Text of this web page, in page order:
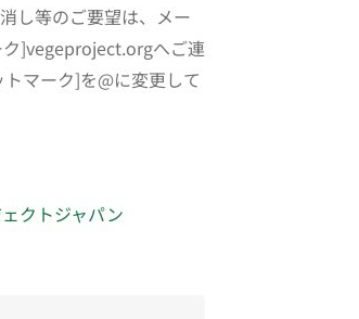
し等のご要望は、メー
]vegeproject.orgへご連
マーク]を@に変更して
クトジャパン